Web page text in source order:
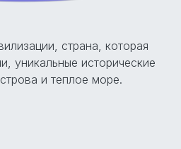
страна, которая
уникальные исторические
и теплое море.